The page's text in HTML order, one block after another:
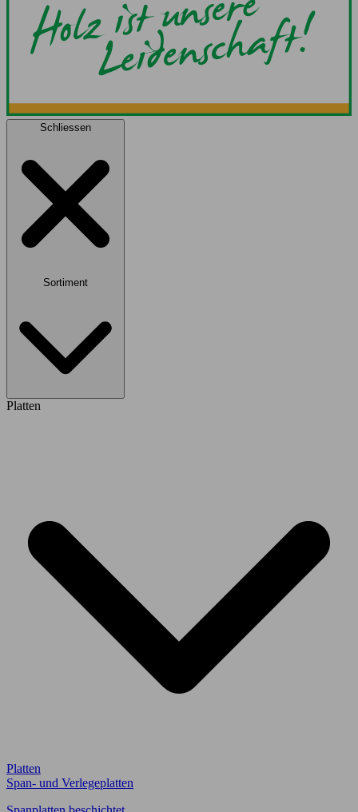
Schliessen
Sortiment
Platten
Platten
Span- und Verlegeplatten